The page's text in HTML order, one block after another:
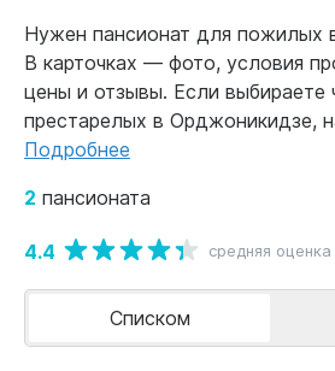
Нужен пансионат для пожилых
В карточках — фото, условия
цены и отзывы. Если выбираете
престарелых в Орджоникидзе,
Подробнее
2 пансионата
4.4 средняя оценка
Списком